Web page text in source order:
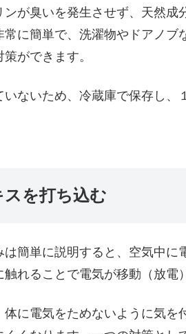
ンが臭いを発生させず、天然
に簡単で、洗濯物やドアノブ
ができます。
ないため、冷蔵庫で保存し、
スを打ち込む
簡単に説明すると、空気中に
れることで電気が移動（放電
に電気をためないように気を